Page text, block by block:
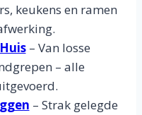
keukens en ramen
– Van losse
– alle
– Strak gelegde